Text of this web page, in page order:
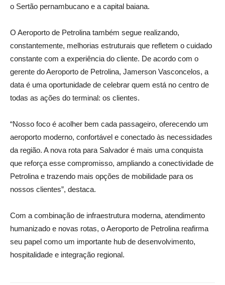
o Sertão pernambucano e a capital baiana.
O Aeroporto de Petrolina também segue realizando,
constantemente, melhorias estruturais que refletem o cuidado
constante com a experiência do cliente. De acordo com o
gerente do Aeroporto de Petrolina, Jamerson Vasconcelos, a
data é uma oportunidade de celebrar quem está no centro de
todas as ações do terminal: os clientes.
“Nosso foco é acolher bem cada passageiro, oferecendo um
aeroporto moderno, confortável e conectado às necessidades
da região. A nova rota para Salvador é mais uma conquista
que reforça esse compromisso, ampliando a conectividade de
Petrolina e trazendo mais opções de mobilidade para os
nossos clientes”, destaca.
Com a combinação de infraestrutura moderna, atendimento
humanizado e novas rotas, o Aeroporto de Petrolina reafirma
seu papel como um importante hub de desenvolvimento,
hospitalidade e integração regional.